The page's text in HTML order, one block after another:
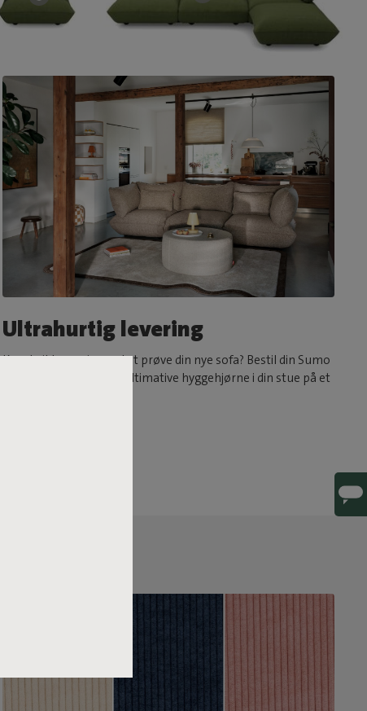
Ultrahurtig levering
Kan du ikke vente med at prøve din nye sofa? Bestil din Sumo
Sofa i dag, og skab det ultimative hyggehjørne i din stue på et